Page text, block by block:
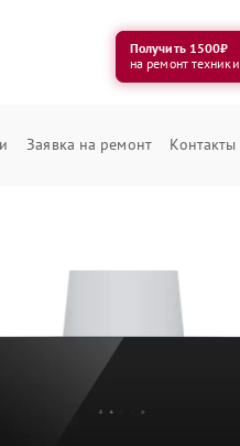
Получить 1500₽
на ремонт техники
Заявка на ремонт Контакты